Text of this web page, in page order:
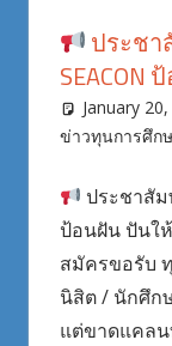
ประชา
SEACON
January
ข่าวทุนการศึก
ประชาสัม
ป้อนฝัน ปันใ
สมัครขอรับ
นิสิต / นักศึก
แต่ขาดแคล